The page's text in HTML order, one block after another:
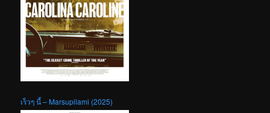
เร็วๆ นี้ – Marsupilami (2025)